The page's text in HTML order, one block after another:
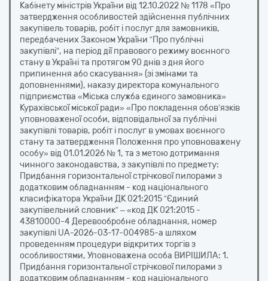
Кабінету міністрів України від 12.10.2022 № 1178 «Про
затвердження особливостей здійснення публічних
закупівель товарів, робіт і послуг для замовників,
передбачених Законом України “Про публічні
закупівлі”, на період дії правового режиму воєнного
стану в Україні та протягом 90 днів з дня його
припинення або скасування» (зі змінами та
доповненнями), наказу директора комунального
підприємства «Міська служба єдиного замовника»
Курахівської міської ради» «Про покладення обов’язків
уповноваженої особи, відповідальної за публічні
закупівлі товарів, робіт і послуг в умовах воєнного
стану та затвердження Положення про уповноважену
особу» від 01.01.2026 № 1, та з метою дотримання
чинного законодавства, з закупівлі по предмету:
Придбання горизонтальної стрічкової пилорами з
додатковим обладнанням - код національного
класифікатора України ДК 021:2015 “Єдиний
закупівельний словник” – «код ДК 021:2015 -
43810000-4 Деревообробне обладнання, номер
закупівлі UA-2026-03-17-004985-a шляхом
проведенням процедури відкритих торгів з
особливостями, Уповноважена особа ВИРІШИЛА: 1.
Придбання горизонтальної стрічкової пилорами з
додатковим обладнанням - код національного